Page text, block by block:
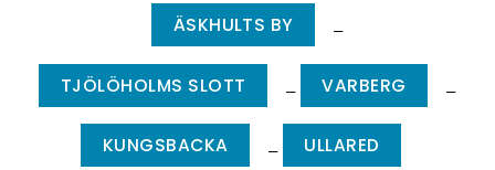
ÄSKHULTS BY –
TJÖLÖHOLMS SLOTT – VARBERG –
KUNGSBACKA – ULLARED